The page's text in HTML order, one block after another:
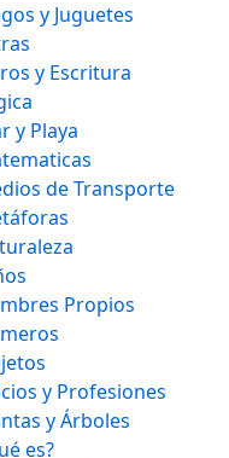
y Juguetes
y Escritura
y Playa
de Transporte
Propios
y Profesiones
y Árboles
es?